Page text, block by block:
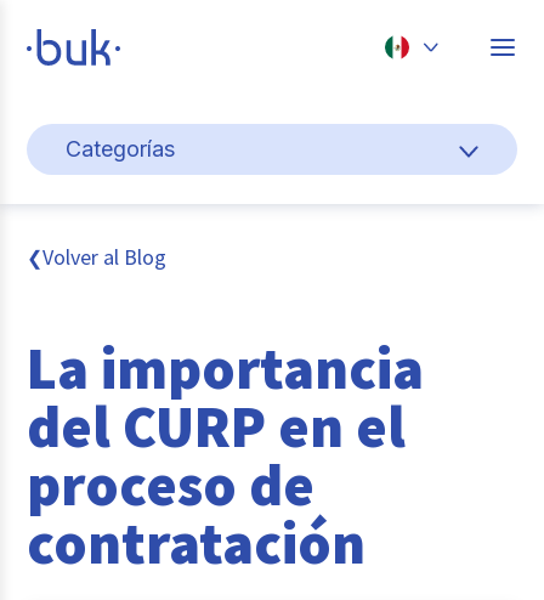
Perú
Categorías
Gestión de personas
Cultura y bienestar laboral
Transformación digital
Tendencias y data
Entrevistas con expertos
❮Volver al Blog
La importancia
del CURP en el
proceso de
contratación